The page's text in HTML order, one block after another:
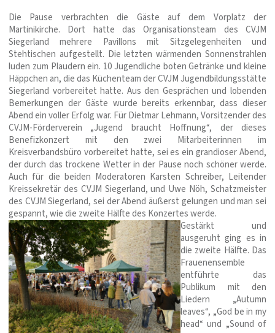
Die Pause verbrachten die Gäste auf dem Vorplatz der
Martinikirche. Dort hatte das Organisationsteam des CVJM
Siegerland mehrere Pavillons mit Sitzgelegenheiten und
Stehtischen aufgestellt. Die letzten wärmenden Sonnenstrahlen
luden zum Plaudern ein. 10 Jugendliche boten Getränke und kleine
Häppchen an, die das Küchenteam der CVJM Jugendbildungsstätte
Siegerland vorbereitet hatte. Aus den Gesprächen und lobenden
Bemerkungen der Gäste wurde bereits erkennbar, dass dieser
Abend ein voller Erfolg war. Für Dietmar Lehmann, Vorsitzender des
CVJM-Förderverein „Jugend braucht Hoffnung“, der dieses
Benefizkonzert mit den zwei Mitarbeiterinnen im
Kreisverbandsbüro vorbereitet hatte, sei es ein grandioser Abend,
der durch das trockene Wetter in der Pause noch schöner werde.
Auch für die beiden Moderatoren Karsten Schreiber, Leitender
Kreissekretär des CVJM Siegerland, und Uwe Nöh, Schatzmeister
des CVJM Siegerland, sei der Abend äußerst gelungen und man sei
gespannt, wie die zweite Hälfte des Konzertes werde.
Gestärkt und
ausgeruht ging es in
die zweite Hälfte. Das
Frauenensemble
entführte das
Publikum mit den
Liedern „Autumn
leaves“, „God be in my
head“ und „Sound of